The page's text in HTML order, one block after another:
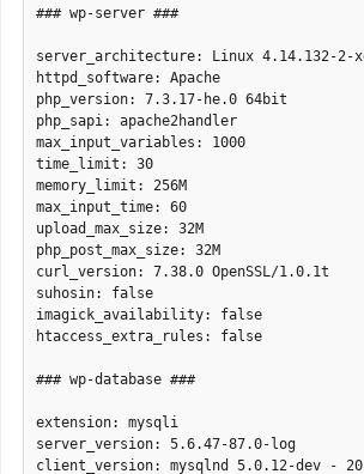
### wp-server ###
server_architecture: Linux 4.14.132-2-
httpd_software: Apache
php_version: 7.3.17-he.0 64bit
php_sapi: apache2handler
max_input_variables: 1000
time_limit: 30
memory_limit: 256M
max_input_time: 60
upload_max_size: 32M
php_post_max_size: 32M
curl_version: 7.38.0 OpenSSL/1.0.1t
suhosin: false
imagick_availability: false
htaccess_extra_rules: false
### wp-database ###
extension: mysqli
server_version: 5.6.47-87.0-log
client_version: mysqlnd 5.0.12-dev -